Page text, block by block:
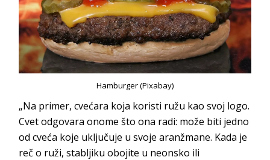
Hamburger (Pixabay)
„Na primer, cvećara koja koristi ružu kao svoj logo.
Cvet odgovara onome što ona radi: može biti jedno
od cveća koje uključuje u svoje aranžmane. Kada je
reč o ruži, stabljiku obojite u neonsko ili